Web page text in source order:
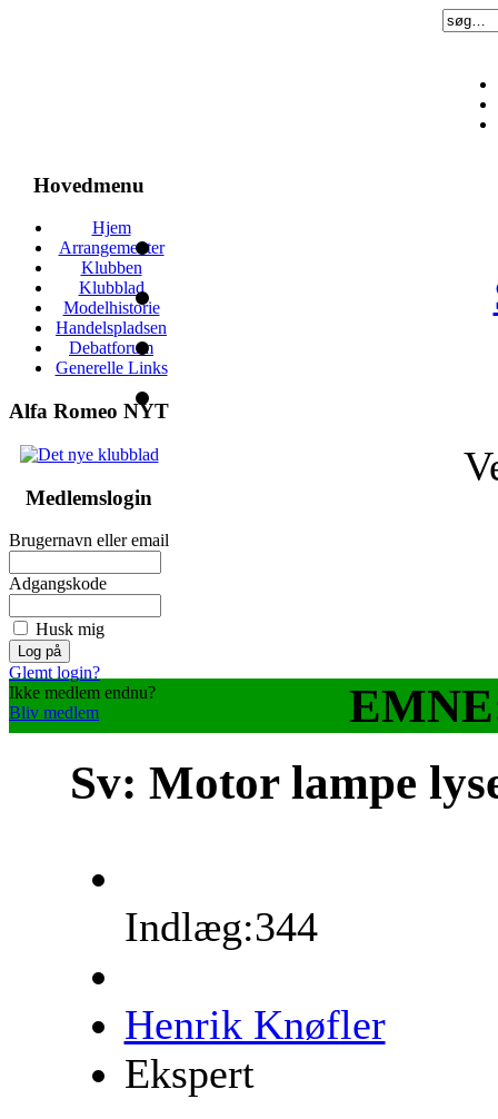
Hovedmenu
Hjem
Arrangementer
Klubben
Klubblad
Modelhistorie
Handelspladsen
Debatforum
Generelle Links
Alfa Romeo NYT
Medlemslogin
Brugernavn eller email
Adgangskode
Husk mig
Glemt login?
Ikke medlem endnu?
Bliv medlem
Sv: Motor lampe
Indlæg:344
Henrik Knøfler
Ekspert